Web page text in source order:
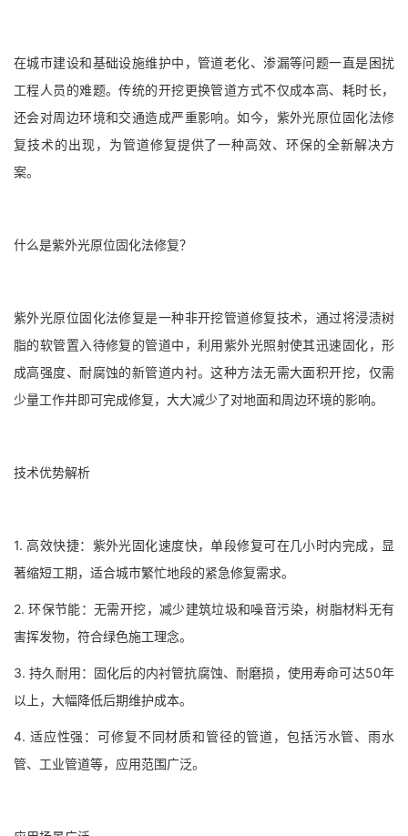
在城市建设和基础设施维护中，管道老化、渗漏等问题一直是困扰
工程人员的难题。传统的开挖更换管道方式不仅成本高、耗时长，
还会对周边环境和交通造成严重影响。如今，紫外光原位固化法修
复技术的出现，为管道修复提供了一种高效、环保的全新解决方
案。
什么是紫外光原位固化法修复？
紫外光原位固化法修复是一种非开挖管道修复技术，通过将浸渍树
脂的软管置入待修复的管道中，利用紫外光照射使其迅速固化，形
成高强度、耐腐蚀的新管道内衬。这种方法无需大面积开挖，仅需
少量工作井即可完成修复，大大减少了对地面和周边环境的影响。
技术优势解析
1. 高效快捷：紫外光固化速度快，单段修复可在几小时内完成，显
著缩短工期，适合城市繁忙地段的紧急修复需求。
2. 环保节能：无需开挖，减少建筑垃圾和噪音污染，树脂材料无有
害挥发物，符合绿色施工理念。
3. 持久耐用：固化后的内衬管抗腐蚀、耐磨损，使用寿命可达50年
以上，大幅降低后期维护成本。
4. 适应性强：可修复不同材质和管径的管道，包括污水管、雨水
管、工业管道等，应用范围广泛。